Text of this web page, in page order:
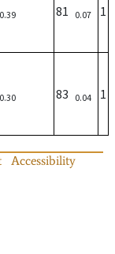
0.39 81 0.07 1
0.30 83 0.04 1
Accessibility